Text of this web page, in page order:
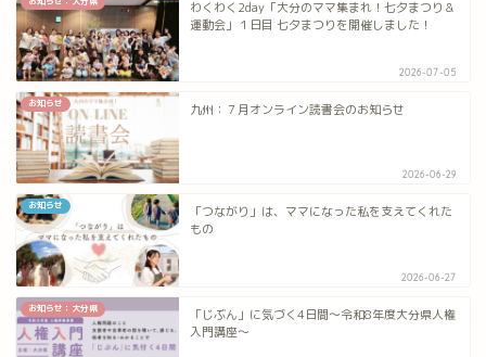
わくわく2day「大分のママ集まれ！七夕まつり＆
運動会」１日目 七夕まつりを開催しました！
2026-07-05
お知らせ 九州：７月オンライン読書会のお知らせ
2026-06-29
お知らせ
「つながり」は、ママになった私を支えてくれた
もの
2026-06-27
お知らせ：大分県
「じぶん」に気づく4日間～令和8年度大分県人権
入門講座～